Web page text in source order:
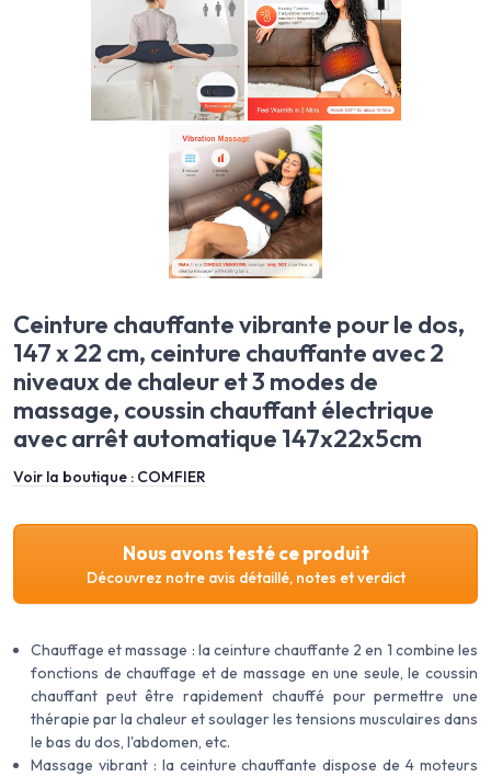
Ceinture chauffante vibrante pour le dos,
147 x 22 cm, ceinture chauffante avec 2
niveaux de chaleur et 3 modes de
massage, coussin chauffant électrique
avec arrêt automatique 147x22x5cm
Voir la boutique : COMFIER
Nous avons testé ce produit
Découvrez notre avis détaillé, notes et verdict
Chauffage et massage : la ceinture chauffante 2 en 1 combine les
fonctions de chauffage et de massage en une seule, le coussin
chauffant peut être rapidement chauffé pour permettre une
thérapie par la chaleur et soulager les tensions musculaires dans
le bas du dos, l'abdomen, etc.
Massage vibrant : la ceinture chauffante dispose de 4 moteurs